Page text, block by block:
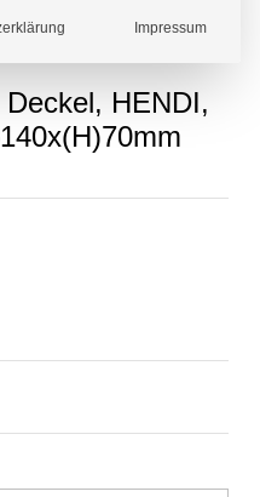
HENDI,
Impressum